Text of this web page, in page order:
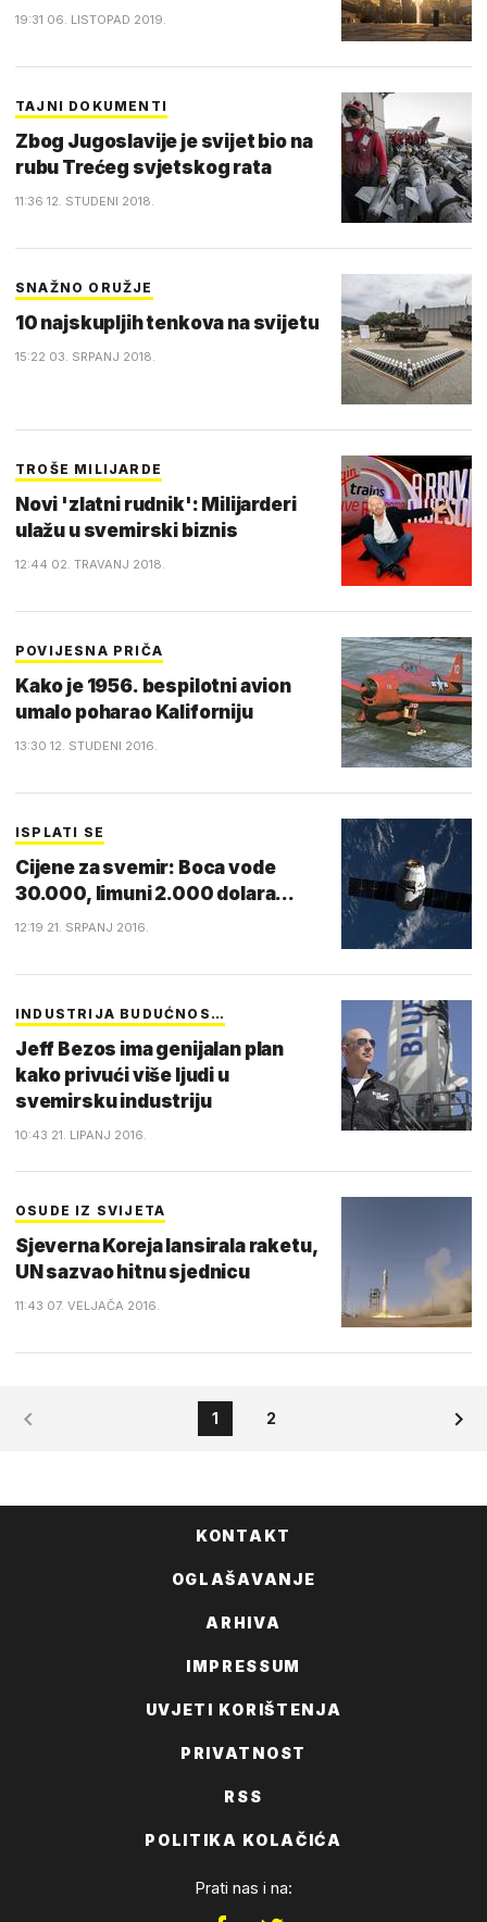
19:31 06. LISTOPAD 2019.
TAJNI DOKUMENTI
Zbog Jugoslavije je svijet bio na
rubu Trećeg svjetskog rata
11:36 12. STUDENI 2018.
SNAŽNO ORUŽJE
10 najskupljih tenkova na svijetu
15:22 03. SRPANJ 2018.
TROŠE MILIJARDE
Novi 'zlatni rudnik': Milijarderi
ulažu u svemirski biznis
12:44 02. TRAVANJ 2018.
POVIJESNA PRIČA
Kako je 1956. bespilotni avion
umalo poharao Kaliforniju
13:30 12. STUDENI 2016.
ISPLATI SE
Cijene za svemir: Boca vode
30.000, limuni 2.000 dolara...
12:19 21. SRPANJ 2016.
INDUSTRIJA BUDUĆNOS…
Jeff Bezos ima genijalan plan
kako privući više ljudi u
svemirsku industriju
10:43 21. LIPANJ 2016.
OSUDE IZ SVIJETA
Sjeverna Koreja lansirala raketu,
UN sazvao hitnu sjednicu
11:43 07. VELJAČA 2016.
1 2
KONTAKT
OGLAŠAVANJE
ARHIVA
IMPRESSUM
UVJETI KORIŠTENJA
PRIVATNOST
RSS
POLITIKA KOLAČIĆA
Prati nas i na: